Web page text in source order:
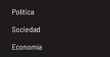
Política
Sociedad
Economía